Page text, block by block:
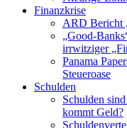
Finanzkrise
ARD Bericht
„Good-
irrwitziger
Panama
Steueroase
Schulden
Schulden
kommt Geld?